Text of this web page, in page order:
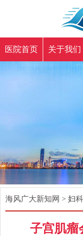
医院首页 关于我们
海风广大新知网 >妇
子宫肌瘤